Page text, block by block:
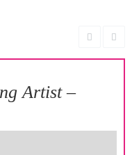
Artist –